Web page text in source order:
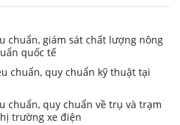
chuẩn, giám sát chất lượng nông
quốc tế
chuẩn, quy chuẩn kỹ thuật tại
chuẩn, quy chuẩn về trụ và trạm
trường xe điện